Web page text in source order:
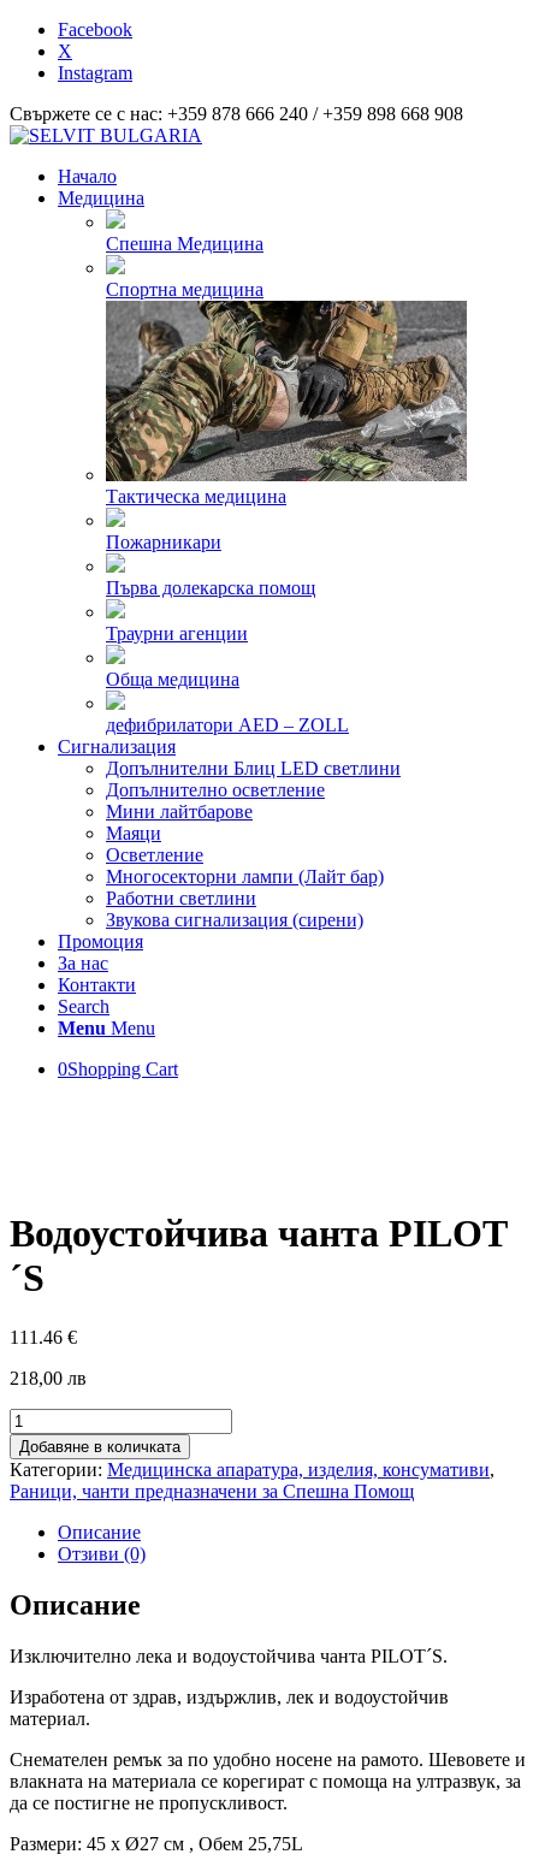
Facebook
X
Instagram
Свържете се с нас: +359 878 666 240 / +359 898 668 908
Начало
Медицина
Спешна Медицина
Спортна медицина
Тактическа медицина
Пожарникари
Първа долекарска помощ
Траурни агенции
Обща медицина
дефибрилатори AED – ZOLL
Сигнализация
Допълнителни Блиц LED светлини
Допълнително осветление
Мини лайтбарове
Маяци
Осветление
Многосекторни лампи (Лайт бар)
Работни светлини
Звукова сигнализация (сирени)
Промоция
За нас
Контакти
Search
Menu Menu
0Shopping Cart
Водоустойчива чанта PILOT
´S
111.46 €
218,00 лв
количество
за
Водоустойчива
чанта
PILOT
Добавяне в количката
Категории: Медицинска апаратура, изделия, консумативи,
Раници, чанти предназначени за Спешна Помощ
Описание
Отзиви (0)
Описание
Изключително лека и водоустойчива чанта PILOT´S.
Изработена от здрав, издържлив, лек и водоустойчив
материал.
Снемателен ремък за по удобно носене на рамото. Шевовете и
влакната на материала се корегират с помоща на ултразвук, за
да се постигне не пропускливост.
Размери: 45 х Ø27 см , Обем 25,75L